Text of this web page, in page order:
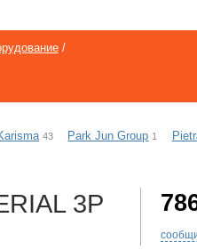
/
43 Park Jun Group 1
3P